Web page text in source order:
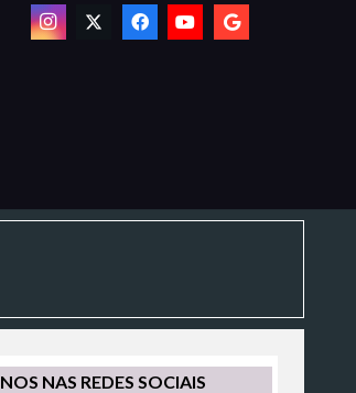
NAS REDES SOCIAIS